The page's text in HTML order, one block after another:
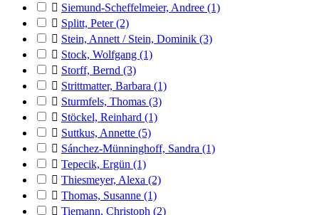
 Siemund-Scheffelmeier, Andree (1)
 Splitt, Peter(2)
 Stein, Annett / Stein, Dominik (3)
 Stock, Wolfgang (1)
 Storff, Bernd (3)
 Strittmatter, Barbara (1)
 Sturmfels, Thomas (3)
 Stöckel, Reinhard (1)
 Suttkus, Annette (5)
 Sánchez-Münninghoff, Sandra (1)
 Tepecik, Ergün (1)
 Thiesmeyer, Alexa (2)
 Thomas, Susanne (1)
 Tiemann, Christoph (2)